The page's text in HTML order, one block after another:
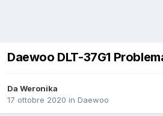
Daewoo DLT-37G1
Da Weronika
17 ottobre 2020 in Daewoo